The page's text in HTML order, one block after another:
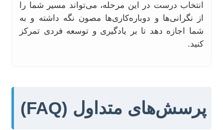
انتخاب درست در این مرحله، می‌تواند مسیر شما را
از نگرانی‌ها و دوباره‌کاری‌ها مصون نگه داشته و به
شما اجازه دهد تا بر یادگیری و توسعه فردی تمرکز
کنید.
پرسش‌های متداول (FAQ)